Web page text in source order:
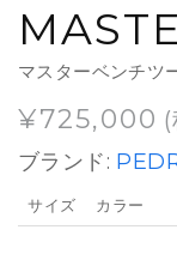
マスターベンチツ
¥725,000
ブランド:
サイズ カラー